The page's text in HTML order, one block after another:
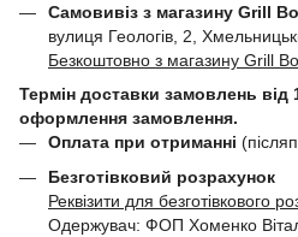
Самовивіз з магазину Grill
вулиця Геологів, 2,
Безкоштовно з магазину Grill
Термін доставки замовлень від
оформлення замовлення.
Оплата при отриманні
Безготівковий розрахунок
Реквізити для безготівкового
Одержувач: ФОП Хоменко